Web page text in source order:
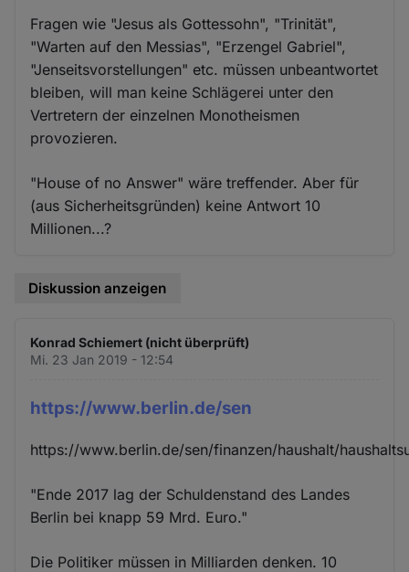
Fragen wie "Jesus als Gottessohn", "Trinität",
"Warten auf den Messias", "Erzengel Gabriel",
"Jenseitsvorstellungen" etc. müssen unbeantwortet
bleiben, will man keine Schlägerei unter den
Vertretern der einzelnen Monotheismen
provozieren.
"House of no Answer" wäre treffender. Aber für
(aus Sicherheitsgründen) keine Antwort 10
Millionen...?
Diskussion anzeigen
Konrad Schiemert (nicht überprüft)
Mi. 23 Jan 2019 - 12:54
https://www.berlin.de/sen
https://www.berlin.de/sen/finanzen/haushalt/
"Ende 2017 lag der Schuldenstand des Landes
Berlin bei knapp 59 Mrd. Euro."
Die Politiker müssen in Milliarden denken. 10